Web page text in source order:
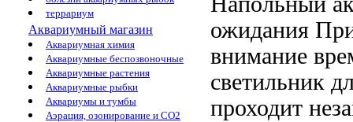
террариум
Аквариумный магазин
Аквариумная химия
Аквариумные беспозвоночные
Аквариумные растения
Аквариумные рыбки
Аквариумы и тумбы
Аэрация, озонирование и CO2
ожидания
внимание
светильник
проходит